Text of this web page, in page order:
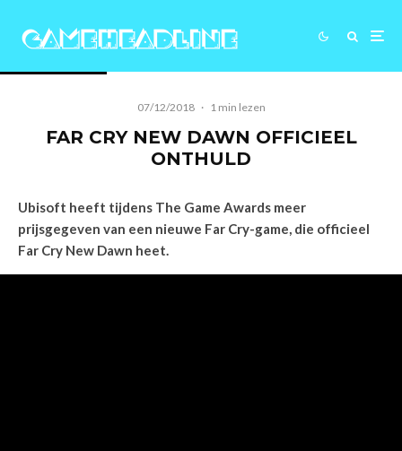
07/12/2018 · 1 min lezen
FAR CRY NEW DAWN OFFICIEEL
ONTHULD
Ubisoft heeft tijdens The Game Awards meer
prijsgegeven van een nieuwe Far Cry-game, die officieel
Far Cry New Dawn heet.